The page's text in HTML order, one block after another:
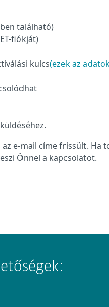
található)
fiókját)
kulcs(ezek az
e-mail címe frissült. Ha
Önnel a kapcsolatot.